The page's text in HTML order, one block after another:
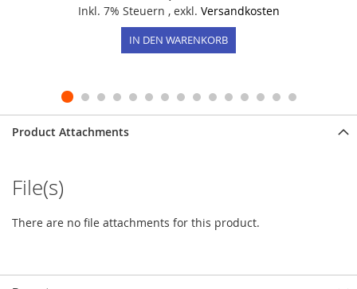
Inkl. 7% Steuern , exkl. Versandkosten
IN DEN WARENKORB
Product Attachments
File(s)
There are no file attachments for this product.